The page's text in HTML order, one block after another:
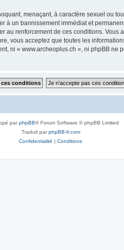
menaçant, à caractère sexuel ou
un bannissement immédiat et
renforcement de ces conditions.
vous acceptez que toutes les
ni « www.archeoplus.ch », ni phpBB
parphpBB® Forum Software © phpBB Limited
Traduit parphpBB-fr.com
Confidentialité | Conditions